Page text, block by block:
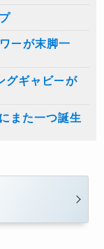
ーが末脚一
グギャビーが
また一つ誕生